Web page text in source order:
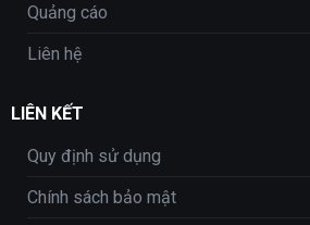
Quảng cáo
Liên hệ
LIÊN KẾT
Quy định sử dụng
Chính sách bảo mật